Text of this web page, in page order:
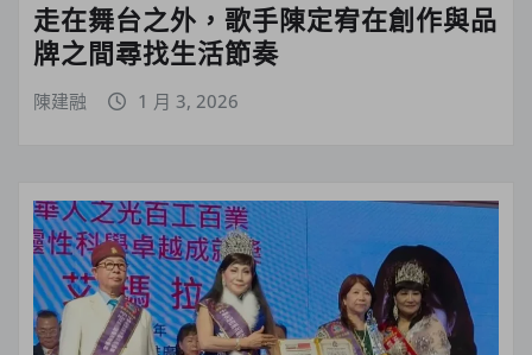
走在舞台之外，歌手陳定宥在創作與品
牌之間尋找生活節奏
陳建融 1 月 3, 2026